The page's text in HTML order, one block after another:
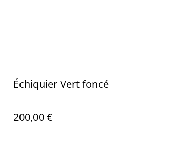
Échiquier Vert foncé
200,00 €